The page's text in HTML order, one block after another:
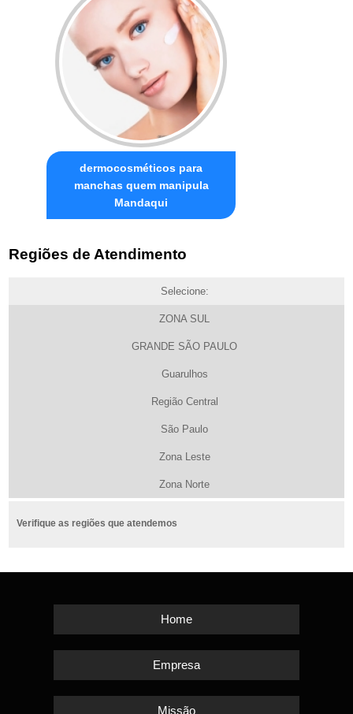
dermocosméticos para
manchas quem manipula
Mandaqui
Regiões de Atendimento
Selecione:
ZONA SUL
GRANDE SÃO PAULO
Guarulhos
Região Central
São Paulo
Zona Leste
Zona Norte
Verifique as regiões que atendemos
Home
Empresa
Missão